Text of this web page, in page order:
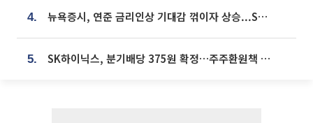
4. 뉴욕증시, 연준 금리인상 기대감 꺾이자 상승...S&P500 사상 최고치 [종합]
5. SK하이닉스, 분기배당 375원 확정…주주환원책 9월로 앞당겨 발표